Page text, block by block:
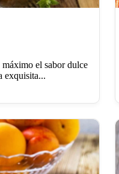
el sabor dulce
exquisita...